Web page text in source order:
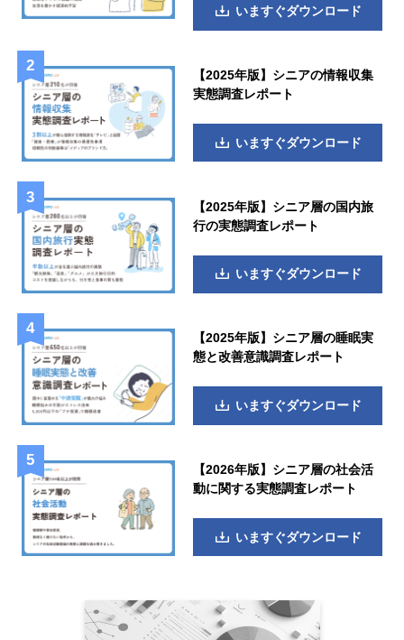
いますぐダウンロード
【2025年版】シニアの情報収集
実態調査レポート
いますぐダウンロード
【2025年版】シニア層の国内旅
行の実態調査レポート
いますぐダウンロード
【2025年版】シニア層の睡眠実
態と改善意識調査レポート
いますぐダウンロード
【2026年版】シニア層の社会活
動に関する実態調査レポート
いますぐダウンロード